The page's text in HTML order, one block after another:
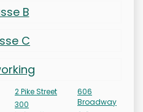
B
C
2 Pike Street
300
606
Broadway